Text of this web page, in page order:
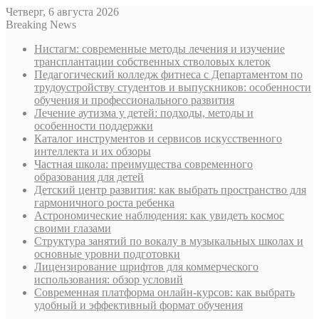
Четверг, 6 августа 2026
Breaking News
Нистагм: современные методы лечения и изучение
трансплантации собственных стволовых клеток
Педагогический колледж фитнеса с Департаментом по
трудоустройству студентов и выпускников: особенности
обучения и профессионального развития
Лечение аутизма у детей: подходы, методы и
особенности поддержки
Каталог инструментов и сервисов искусственного
интеллекта и их обзоры
Частная школа: преимущества современного
образования для детей
Детский центр развития: как выбрать пространство для
гармоничного роста ребенка
Астрономические наблюдения: как увидеть космос
своими глазами
Структура занятий по вокалу в музыкальных школах и
основные уровни подготовки
Лицензирование шрифтов для коммерческого
использования: обзор условий
Современная платформа онлайн-курсов: как выбрать
удобный и эффективный формат обучения